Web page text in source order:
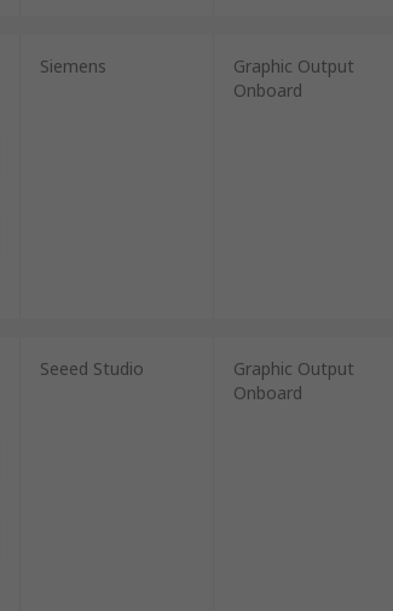
Siemens
Graphic Output
Onboard
Seeed Studio
Graphic Output
Onboard